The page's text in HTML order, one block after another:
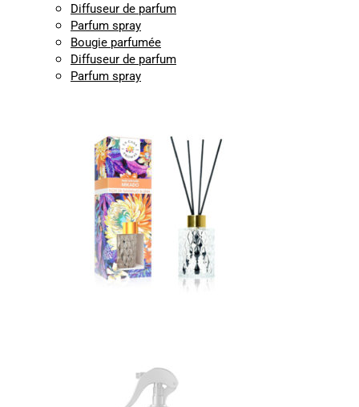
Diffuseur de parfum
Parfum spray
Bougie parfumée
Diffuseur de parfum
Parfum spray